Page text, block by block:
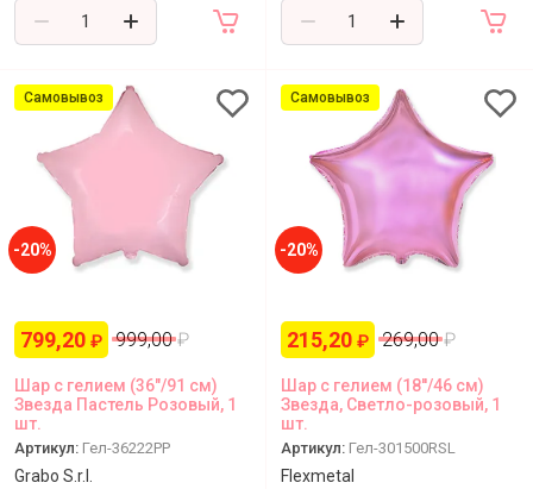
Самовывоз
-20%
799,20 ₽ 999,00 ₽
Шар с гелием (36"/91 см)
Звезда Пастель Розовый, 1
шт.
Артикул: Гел-36222PP
Grabo S.r.l.
Самовывоз
-20%
215,20 ₽ 269,00 ₽
Шар с гелием (18''/46 см)
Звезда, Светло-розовый, 1
шт.
Артикул: Гел-301500RSL
Flexmetal